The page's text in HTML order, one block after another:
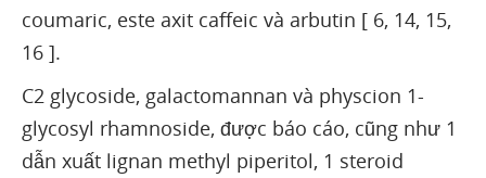
coumaric, este axit caffeic và arbutin [ 6, 14, 15,
16 ].
C2 glycoside, galactomannan và physcion 1-
glycosyl rhamnoside, được báo cáo, cũng như 1
dẫn xuất lignan methyl piperitol, 1 steroid